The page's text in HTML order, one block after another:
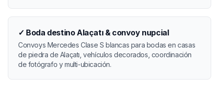
✓ Boda destino Alaçatı & convoy nupcial
Convoys Mercedes Clase S blancas para bodas en casas
de piedra de Alaçatı, vehículos decorados, coordinación
de fotógrafo y multi-ubicación.